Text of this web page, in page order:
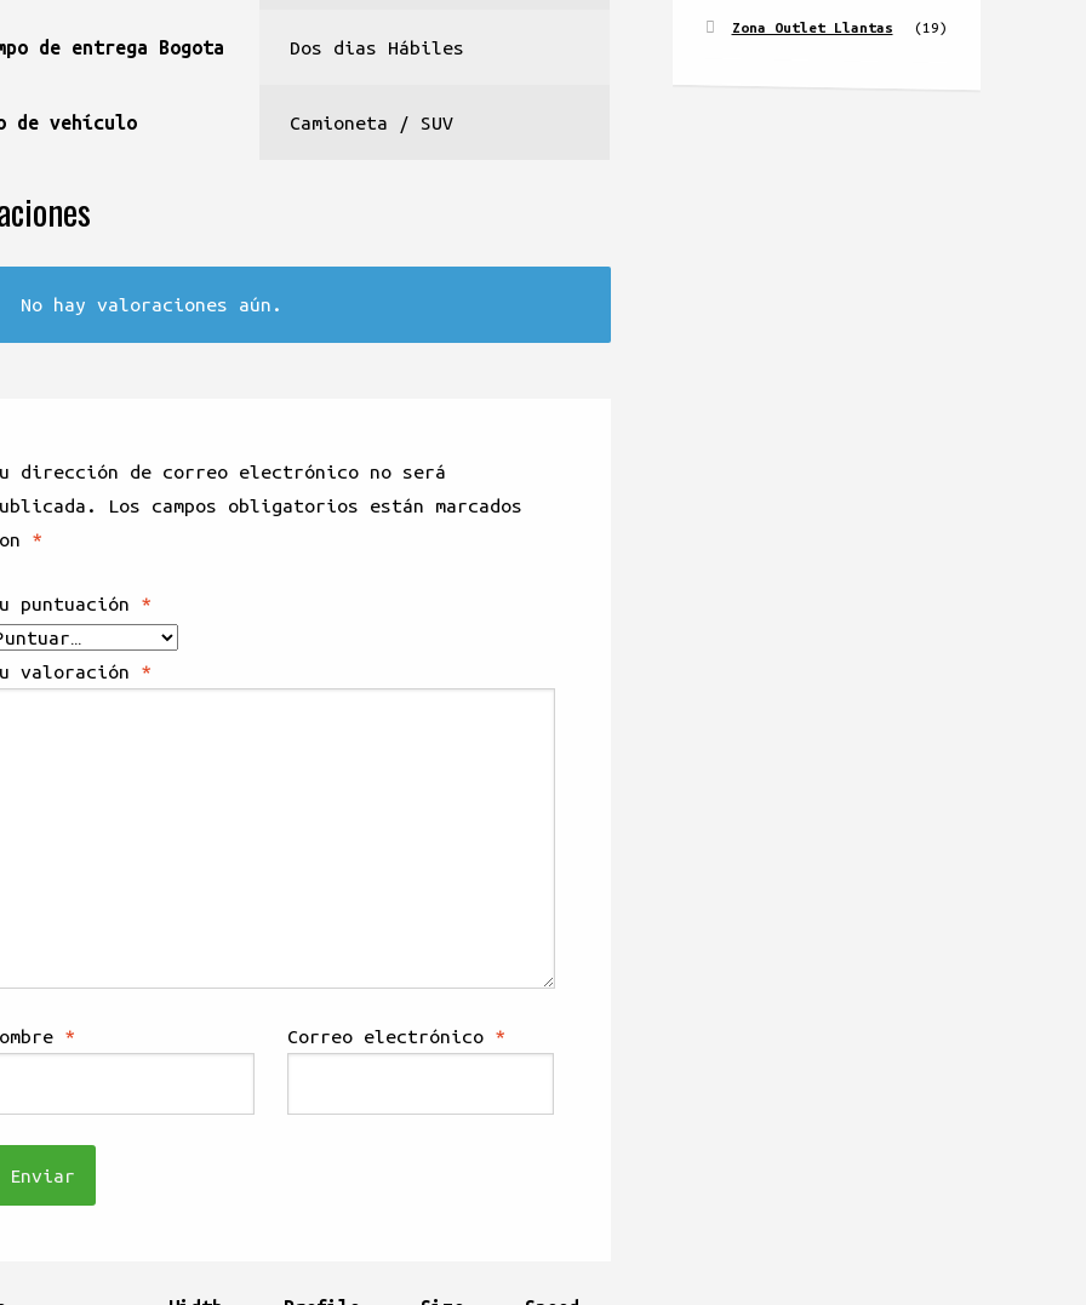
de entrega Bogota Dos dias Hábiles
de vehículo Camioneta / SUV
No hay valoraciones aún.
dirección de correo electrónico no será
Los campos obligatorios están marcados
*
puntuación *
valoración *
* Correo electrónico *
Zona Outlet Llantas (19)